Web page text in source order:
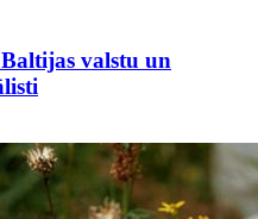
valstu un